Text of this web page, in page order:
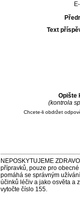
Text
Opište
(kontrola
Chcete-li obdržet
NEPOSKYTUJEME
přípravků, pouze pro
pomáhá se správným
účinků léčiv a jako osvěta a
vytočte číslo 155.